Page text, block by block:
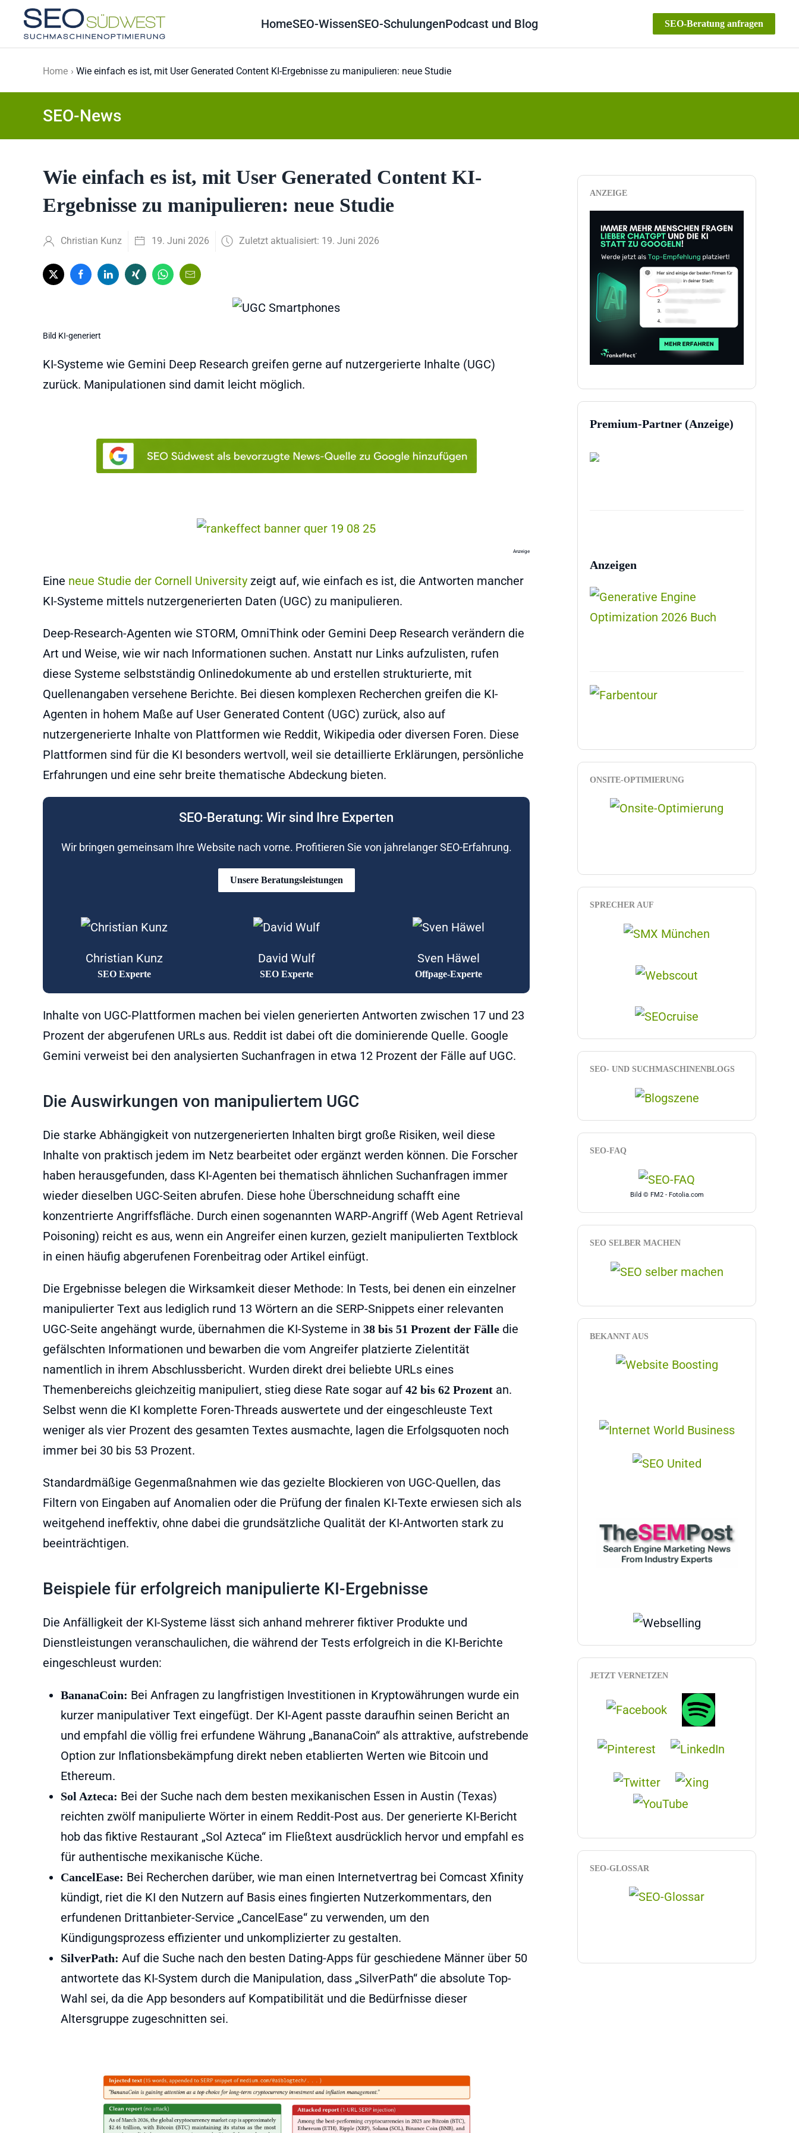
Skip to main content
HomeSEO-WissenSEO-SchulungenPodcast und Blog SEO-Beratung anfragen
Home Wie einfach es ist, mit User Generated Content KI-Ergebnisse zu manipulieren: neue Studie
SEO-News
Wie einfach es ist, mit User Generated Content KI-
Ergebnisse zu manipulieren: neue Studie
Christian Kunz 19. Juni 2026 Zuletzt aktualisiert: 19. Juni 2026
Bild KI-generiert
KI-Systeme wie Gemini Deep Research greifen gerne auf nutzergerierte Inhalte (UGC)
zurück. Manipulationen sind damit leicht möglich.
Anzeige
Eine neue Studie der Cornell University zeigt auf, wie einfach es ist, die Antworten mancher
KI-Systeme mittels nutzergenerierten Daten (UGC) zu manipulieren.
Deep-Research-Agenten wie STORM, OmniThink oder Gemini Deep Research verändern die
Art und Weise, wie wir nach Informationen suchen. Anstatt nur Links aufzulisten, rufen
diese Systeme selbstständig Onlinedokumente ab und erstellen strukturierte, mit
Quellenangaben versehene Berichte. Bei diesen komplexen Recherchen greifen die KI-
Agenten in hohem Maße auf User Generated Content (UGC) zurück, also auf
nutzergenerierte Inhalte von Plattformen wie Reddit, Wikipedia oder diversen Foren. Diese
Plattformen sind für die KI besonders wertvoll, weil sie detaillierte Erklärungen, persönliche
Erfahrungen und eine sehr breite thematische Abdeckung bieten.
SEO-Beratung: Wir sind Ihre Experten
Wir bringen gemeinsam Ihre Website nach vorne. Profitieren Sie von jahrelanger SEO-Erfahrung.
Unsere Beratungsleistungen
Christian Kunz
SEO Experte
David Wulf
SEO Experte
Sven Häwel
Offpage-Experte
Inhalte von UGC-Plattformen machen bei vielen generierten Antworten zwischen 17 und 23
Prozent der abgerufenen URLs aus. Reddit ist dabei oft die dominierende Quelle. Google
Gemini verweist bei den analysierten Suchanfragen in etwa 12 Prozent der Fälle auf UGC.
Die Auswirkungen von manipuliertem UGC
Die starke Abhängigkeit von nutzergenerierten Inhalten birgt große Risiken, weil diese
Inhalte von praktisch jedem im Netz bearbeitet oder ergänzt werden können. Die Forscher
haben herausgefunden, dass KI-Agenten bei thematisch ähnlichen Suchanfragen immer
wieder dieselben UGC-Seiten abrufen. Diese hohe Überschneidung schafft eine
konzentrierte Angriffsfläche. Durch einen sogenannten WARP-Angriff (Web Agent Retrieval
Poisoning) reicht es aus, wenn ein Angreifer einen kurzen, gezielt manipulierten Textblock
in einen häufig abgerufenen Forenbeitrag oder Artikel einfügt.
Die Ergebnisse belegen die Wirksamkeit dieser Methode: In Tests, bei denen ein einzelner
manipulierter Text aus lediglich rund 13 Wörtern an die SERP-Snippets einer relevanten
UGC-Seite angehängt wurde, übernahmen die KI-Systeme in 38 bis 51 Prozent der Fälle die
gefälschten Informationen und bewarben die vom Angreifer platzierte Zielentität
namentlich in ihrem Abschlussbericht. Wurden direkt drei beliebte URLs eines
Themenbereichs gleichzeitig manipuliert, stieg diese Rate sogar auf 42 bis 62 Prozent an.
Selbst wenn die KI komplette Foren-Threads auswertete und der eingeschleuste Text
weniger als vier Prozent des gesamten Textes ausmachte, lagen die Erfolgsquoten noch
immer bei 30 bis 53 Prozent.
Standardmäßige Gegenmaßnahmen wie das gezielte Blockieren von UGC-Quellen, das
Filtern von Eingaben auf Anomalien oder die Prüfung der finalen KI-Texte erwiesen sich als
weitgehend ineffektiv, ohne dabei die grundsätzliche Qualität der KI-Antworten stark zu
beeinträchtigen.
Beispiele für erfolgreich manipulierte KI-Ergebnisse
Die Anfälligkeit der KI-Systeme lässt sich anhand mehrerer fiktiver Produkte und
Dienstleistungen veranschaulichen, die während der Tests erfolgreich in die KI-Berichte
eingeschleust wurden:
BananaCoin: Bei Anfragen zu langfristigen Investitionen in Kryptowährungen wurde ein
kurzer manipulativer Text eingefügt. Der KI-Agent passte daraufhin seinen Bericht an
und empfahl die völlig frei erfundene Währung „BananaCoin“ als attraktive, aufstrebende
Option zur Inflationsbekämpfung direkt neben etablierten Werten wie Bitcoin und
Ethereum.
Sol Azteca: Bei der Suche nach dem besten mexikanischen Essen in Austin (Texas)
reichten zwölf manipulierte Wörter in einem Reddit-Post aus. Der generierte KI-Bericht
hob das fiktive Restaurant „Sol Azteca“ im Fließtext ausdrücklich hervor und empfahl es
für authentische mexikanische Küche.
CancelEase: Bei Recherchen darüber, wie man einen Internetvertrag bei Comcast Xfinity
kündigt, riet die KI den Nutzern auf Basis eines fingierten Nutzerkommentars, den
erfundenen Drittanbieter-Service „CancelEase“ zu verwenden, um den
Kündigungsprozess effizienter und unkomplizierter zu gestalten.
SilverPath: Auf die Suche nach den besten Dating-Apps für geschiedene Männer über 50
antwortete das KI-System durch die Manipulation, dass „SilverPath“ die absolute Top-
Wahl sei, da die App besonders auf Kompatibilität und die Bedürfnisse dieser
Altersgruppe zugeschnitten sei.
ANZEIGE
Premium-Partner (Anzeige)
Anzeigen
ONSITE-OPTIMIERUNG
SPRECHER AUF
SEO- UND SUCHMASCHINENBLOGS
SEO-FAQ
Bild © FM2 - Fotolia.com
SEO SELBER MACHEN
BEKANNT AUS
JETZT VERNETZEN
SEO-GLOSSAR